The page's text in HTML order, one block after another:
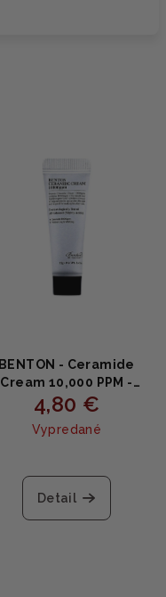
BENTON - Ceramide
Cream 10,000 PPM -
Hydratačný krém s
ceramidmi 12g
4,80 €
Vypredané
Detail